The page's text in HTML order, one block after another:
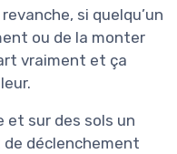
si quelqu’un
ou de la monter
vraiment et ça
et sur des sols un
de déclenchement